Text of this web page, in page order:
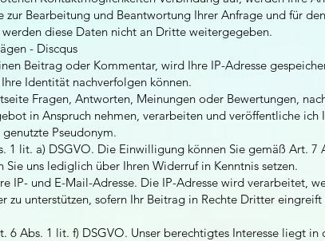
Bearbeitung und Beantwortung Ihrer Anfrage und für
diese Daten nicht an Dritte weitergegeben.
- Discqus
Beitrag oder Kommentar, wird Ihre IP-Adresse
Identität nachverfolgen können.
Fragen, Antworten, Meinungen oder Bewertungen,
in Anspruch nehmen, verarbeiten und veröffentliche
Pseudonym.
1 lit. a) DSGVO. Die Einwilligung können Sie gemäß Art.
uns lediglich über Ihren Widerruf in Kenntnis setzen.
IP- und E-Mail-Adresse. Die IP-Adresse wird verarbeitet,
zu unterstützen, sofern Ihr Beitrag in Rechte Dritter
6 Abs. 1 lit. f) DSGVO. Unser berechtigtes Interesse liegt